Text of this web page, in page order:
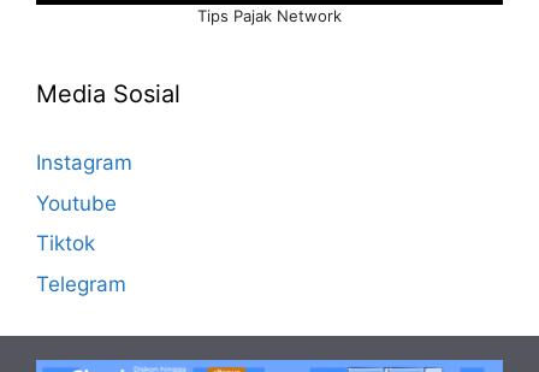
Tips Pajak Network
Media Sosial
Instagram
Youtube
Tiktok
Telegram